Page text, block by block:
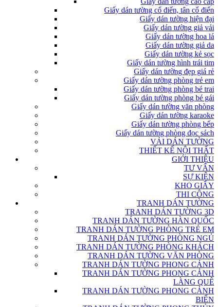
Giấy dán tường cổ điển, tân cổ điển
Giấy dán tường hiện đại
Giấy dán tường giả vải
Giấy dán tường hoa lá
Giấy dán tường giả da
Giấy dán tường kẻ sọc
Giấy dán tường hình trái tim
Giấy dán tường đẹp giá rẻ
Giấy dán tường phòng trẻ em
Giấy dán tường phòng bé trai
Giấy dán tường phòng bé gái
Giấy dán tường văn phòng
Giấy dán tường karaoke
Giấy dán tường phòng bếp
Giấy dán tường phòng đọc sách
VẢI DÁN TƯỜNG
THIẾT KẾ NỘI THẤT
GIỚI THIỆU
TƯ VẤN
SỰ KIỆN
KHO GIẤY
THI CÔNG
TRANH DÁN TƯỜNG
TRANH DÁN TƯỜNG 3D
TRANH DÁN TƯỜNG HÀN QUỐC
TRANH DÁN TƯỜNG PHÒNG TRẺ EM
TRANH DÁN TƯỜNG PHÒNG NGỦ
TRANH DÁN TƯỜNG PHÒNG KHÁCH
TRANH DÁN TƯỜNG VĂN PHÒNG
TRANH DÁN TƯỜNG PHONG CẢNH
TRANH DÁN TƯỜNG PHONG CẢNH
LÀNG QUÊ
TRANH DÁN TƯỜNG PHONG CẢNH
BIỂN